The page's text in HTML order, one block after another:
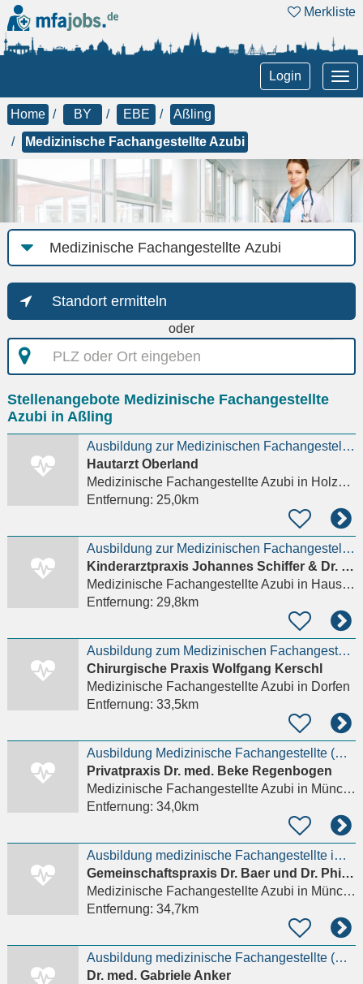
Merkliste
Login
Home BY EBE
Aßling
Medizinische Fachangestellte Azubi
Job-
Kategorie
Standort ermitteln
oder
PLZ
oder
eingeben
Stellenangebote Medizinische Fachangestellte
Azubi in Aßling
Ausbildung zur Medizinischen Fachangestellten (m/w/d)
Hautarzt Oberland
Medizinische Fachangestellte Azubi in Holzkirchen Miesbach
Entfernung: 25,0km
Ausbildung zur Medizinischen Fachangestellten (m/w/d)
Kinderarztpraxis Johannes Schiffer & Dr. Kai Förster
Medizinische Fachangestellte Azubi in Hausham
Entfernung: 29,8km
Ausbildung zum Medizinischen Fachangestellten (m/w/d)
Chirurgische Praxis Wolfgang Kerschl
Medizinische Fachangestellte Azubi in Dorfen
Entfernung: 33,5km
Ausbildung Medizinische Fachangestellte (MFA) (m/w/d) – München, Bayern, Deutschland
Privatpraxis Dr. med. Beke Regenbogen
Medizinische Fachangestellte Azubi in München
Entfernung: 34,0km
Ausbildung medizinische Fachangestellte im Bereich Gynäkologie
Gemeinschaftspraxis Dr. Baer und Dr. Philipp
Medizinische Fachangestellte Azubi in München, Maxvorstadt
Entfernung: 34,7km
Ausbildung medizinische Fachangestellte (w/m/d)
Dr. med. Gabriele Anker